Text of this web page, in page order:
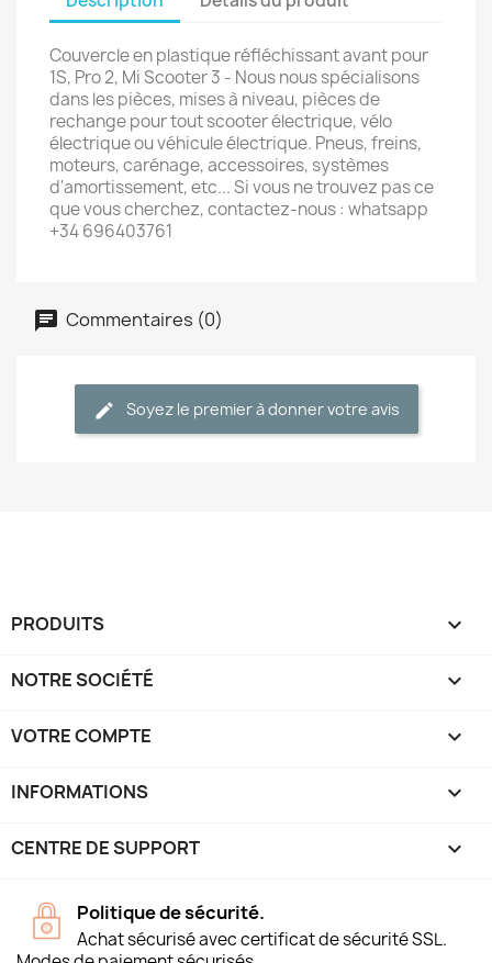
Couvercle en plastique réfléchissant avant pour
1S, Pro 2, Mi Scooter 3 - Nous nous spécialisons
dans les pièces, mises à niveau, pièces de
rechange pour tout scooter électrique, vélo
électrique ou véhicule électrique. Pneus, freins,
moteurs, carénage, accessoires, systèmes
d'amortissement, etc... Si vous ne trouvez pas ce
que vous cherchez, contactez-nous : whatsapp
+34 696403761
Commentaires (0)
Soyez le premier à donner votre avis
PRODUITS 
NOTRE SOCIÉTÉ 
VOTRE COMPTE 
INFORMATIONS keyboard_arrow_down
CENTRE DE SUPPORT 
Politique de sécurité.
Achat sécurisé avec certificat de sécurité SSL.